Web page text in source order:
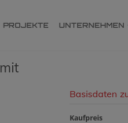
PROJEKTE UNTERNEHMEN
Basisdaten
Kaufpreis